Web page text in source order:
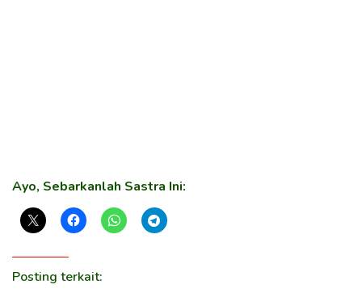
Ayo, Sebarkanlah Sastra Ini:
Posting terkait: